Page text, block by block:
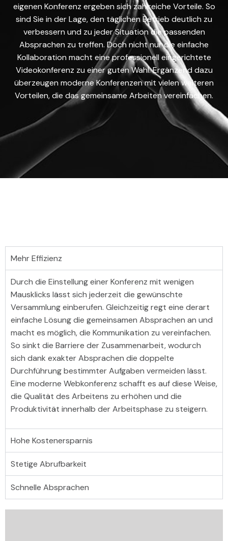
eigenen Konferenz ergeben sich zahlreiche Vorteile. So
sind Sie in der Lage, den täglichen Betrieb deutlich zu
verbessern und zu jeder Situation die passenden
Absprachen zu treffen. Doch nicht nur die einfache
Kollaboration macht eine professionell eingerichtete
Videokonferenz zu einer guten Wahl. Ergänzend dazu
überzeugen moderne Konferenzen mit vielen weiteren
Vorteilen, die das gemeinsame Arbeiten vereinfachen.
Mehr Effizienz
Durch die Einstellung einer Konferenz mit wenigen
Mausklicks lässt sich jederzeit die gewünschte
Versammlung einberufen. Gleichzeitig regt eine derart
einfache Lösung die gemeinsamen Absprachen an und
macht es möglich, die Kommunikation zu vereinfachen.
So sinkt die Barriere der Zusammenarbeit, wodurch
sich dank exakter Absprachen die doppelte
Durchführung bestimmter Aufgaben vermeiden lässt.
Eine moderne Webkonferenz schafft es auf diese Weise,
die Qualität des Arbeitens zu erhöhen und die
Produktivität innerhalb der Arbeitsphase zu steigern.
Hohe Kostenersparnis
Stetige Abrufbarkeit
Schnelle Absprachen